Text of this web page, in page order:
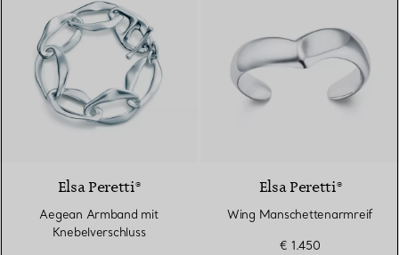
Elsa Peretti®
Aegean Armband mit
Knebelverschluss
Elsa Peretti®
Wing Manschettenarmreif
€ 1.450